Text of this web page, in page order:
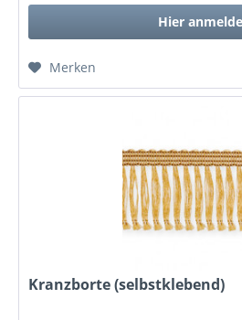
Hier
Merken
Kranzborte (selbstklebend)